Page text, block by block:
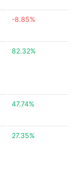
-8.85%
82.32%
47.74%
27.35%